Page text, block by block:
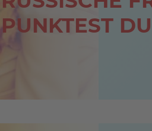
PUNKTEST
IHNEN!